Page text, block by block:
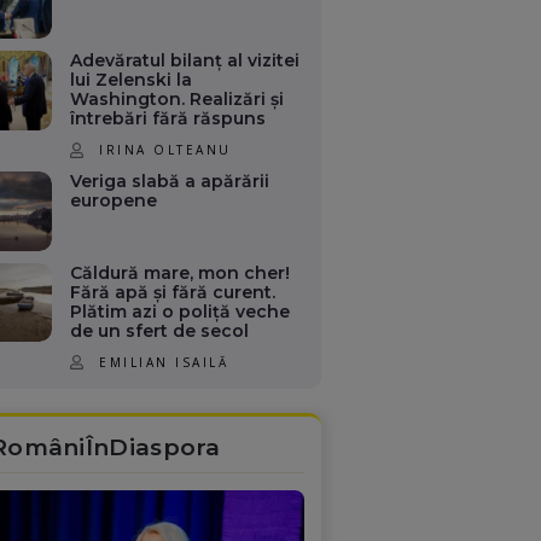
Adevăratul bilanț al vizitei
lui Zelenski la
Washington. Realizări și
întrebări fără răspuns
IRINA OLTEANU
Veriga slabă a apărării
europene
Căldură mare, mon cher!
Fără apă și fără curent.
Plătim azi o poliță veche
de un sfert de secol
EMILIAN ISAILĂ